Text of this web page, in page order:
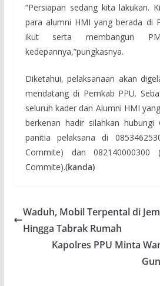
“Persiapan sedang kita lakukan.
para alumni HMI yang berada di
ikut serta membangun
kedepannya,”pungkasnya.
Diketahui, pelaksanaan akan
mendatang di Pemkab PPU.
seluruh kader dan Alumni HMI
berkenan hadir silahkan hubungi
panitia pelaksana di
Commite) dan 082140000300
Commite).(kanda)
Waduh, Mobil Terpental di
Hingga Tabrak Rumah
Kapolres PPU Minta